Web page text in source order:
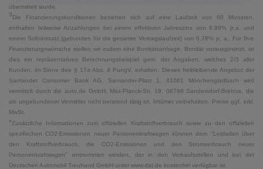
übermittelt wurde.
3Die Finanzierungskonditionen beziehen sich auf eine Laufzeit von 60 Monaten,
enthalten teilweise Anzahlungen bei einem effektiven Jahreszins von 6,99% p.a. und
einem Sollzinssatz (gebunden für die gesamte Vertragslaufzeit) von 6,78% p. a.. Für Ihre
Finanzierungswünsche stellen wir zudem eine Bonitätsanfrage. Bonität vorausgesetzt, ist
dies ein repräsentatives Berechnungsbeispiel gem. der Angaben, welches 2/3 aller
Kunden, im Sinne des § 17a Abs. 4 PangV, erhalten. Dieses freibleibende Angebot der
Santander Consumer Bank AG, Santander-Platz 1, 41061 Mönchengladbach wird
vermittelt durch die auto.de GmbH, Max-Planck-Str. 19, 06796 Sandersdorf-Brehna, die
als ungebundener Vermittler nicht beratend tätig ist. Irrtümer vorbehalten. Preise ggf. inkl.
MwSt.
*Zusätzliche Informationen zum offiziellen Kraftstoffverbrauch sowie zu den offiziellen
spezifischen CO2-Emissionen neuer Personenkraftwagen können dem "Leitfaden über
den Kraftstoffverbrauch, die CO2-Emissionen und den Stromverbrauch neuer
Personenkraftwagen" entnommen werden, der in den Verkaufsstellen und bei der
Deutschen Automobil Treuhand GmbH unter www.dat.de kostenfrei verfügbar ist.